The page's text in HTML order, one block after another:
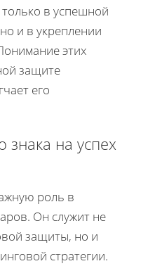
в успешной
и в укреплении
этих
защите
его
знака на успех
роль в
Он служит не
защиты, но и
стратегии.